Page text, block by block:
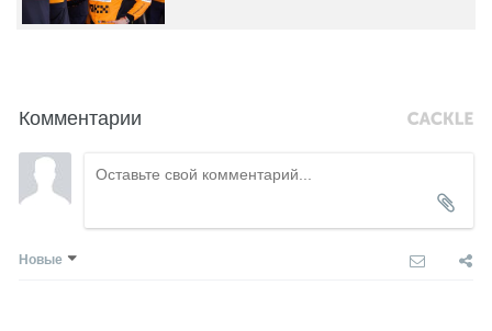
Комментарии
Новые